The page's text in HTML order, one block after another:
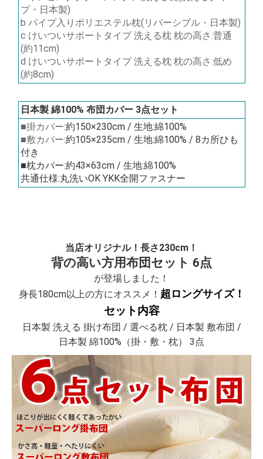
プ・日本製)
b パイプ入りポリエステル枕(リバーシブル・日本製)
c けいついサポートタイプ 洗える枕 枕の高さ:普通
(約11cm)
d けいついサポートタイプ 洗える枕 枕の高さ:低め
(約8cm)
日本製 綿100% 布団カバー 3点セット
■掛カバー:約150×230cm / 生地:綿100%
■敷カバー:約105×235cm / 生地:綿100% / 8カ所ひも
付き
■枕カバー:約43×63cm / 生地:綿100%
共通仕様:丸洗いOK YKK全開ファスナー
当店オリジナル！長さ230cm！
背の高い方用布団セット 6点
が登場しました！
身長180cm以上の方にオススメ！ 超ロングサイズ！
セット内容
日本製 洗える 掛け布団 / 選べる枕 / 日本製 敷布団 /
日本製 綿100%（掛・敷・枕） 3点